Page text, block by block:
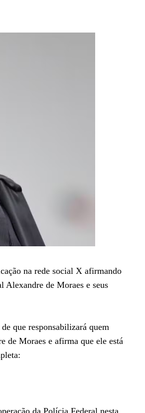
na rede social X afirmando
de Moraes e seus
que responsabilizará quem
de Moraes e afirma que ele está